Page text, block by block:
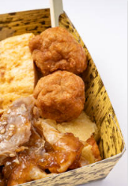
た。 全体的に上
ーストビーフの味
らにお肉の満足感